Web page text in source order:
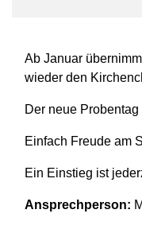
Ab Januar
wieder den
Der neue
Einfach Freude am
Ein Einstieg ist
Ansprechperson: